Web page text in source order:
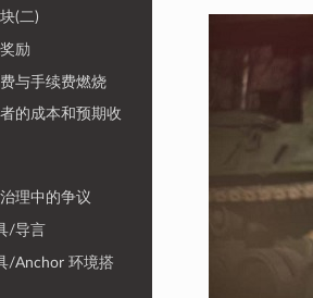
(二)
励
与手续费燃烧
的成本和预期收
理中的争议
/导言
/Anchor 环境搭